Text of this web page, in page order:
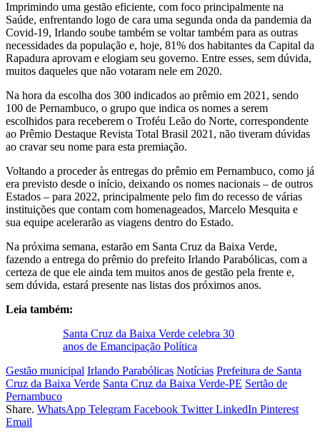
Imprimindo uma gestão eficiente, com foco principalmente na
Saúde, enfrentando logo de cara uma segunda onda da pandemia da
Covid-19, Irlando soube também se voltar também para as outras
necessidades da população e, hoje, 81% dos habitantes da Capital da
Rapadura aprovam e elogiam seu governo. Entre esses, sem dúvida,
muitos daqueles que não votaram nele em 2020.
Na hora da escolha dos 300 indicados ao prêmio em 2021, sendo
100 de Pernambuco, o grupo que indica os nomes a serem
escolhidos para receberem o Troféu Leão do Norte, correspondente
ao Prêmio Destaque Revista Total Brasil 2021, não tiveram dúvidas
ao cravar seu nome para esta premiação.
Voltando a proceder às entregas do prêmio em Pernambuco, como já
era previsto desde o início, deixando os nomes nacionais – de outros
Estados – para 2022, principalmente pelo fim do recesso de várias
instituições que contam com homenageados, Marcelo Mesquita e
sua equipe acelerarão as viagens dentro do Estado.
Na próxima semana, estarão em Santa Cruz da Baixa Verde,
fazendo a entrega do prêmio do prefeito Irlando Parabólicas, com a
certeza de que ele ainda tem muitos anos de gestão pela frente e,
sem dúvida, estará presente nas listas dos próximos anos.
Leia também:
Santa Cruz da Baixa Verde celebra 30
anos de Emancipação Política
Gestão municipal Irlando Parabólicas Notícias Prefeitura de Santa
Cruz da Baixa Verde Santa Cruz da Baixa Verde-PE Sertão de
Pernambuco
Share. WhatsApp Telegram Facebook Twitter LinkedIn Pinterest
Email